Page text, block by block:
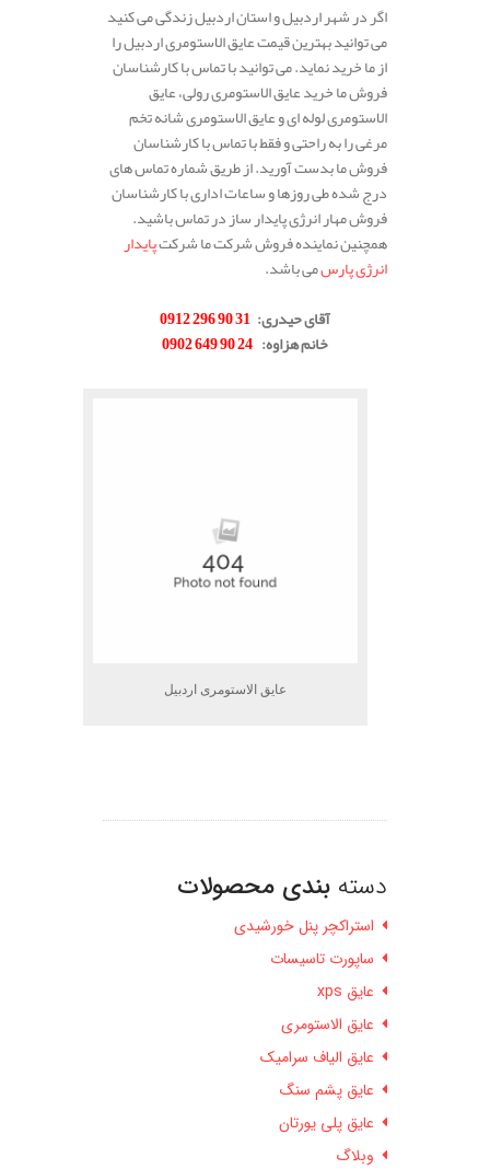
اگر در شهر اردبیل و استان اردبیل زندگی می کنید
می توانید بهترین قیمت عایق الاستومری اردبیل را
از ما خرید نماید. می توانید با تماس با کارشناسان
فروش ما خرید عایق الاستومری رولی، عایق
الاستومری لوله ای و عایق الاستومری شانه تخم
مرغی را به راحتی و فقط با تماس با کارشناسان
فروش ما بدست آورید. از طریق شماره تماس های
درج شده طی روزها و ساعات اداری با کارشناسان
فروش مهار انرژی پایدار ساز در تماس باشید.
همچنین نماینده فروش شرکت ما شرکتپایدار
انرژی پارسمی باشد.
آقای حیدری:
31 90 296 0912
خانم هزاوه:
24 90 649 0902
عایق الاستومری اردبیل
دسته بندی محصولات
استراکچر پنل خورشیدی
ساپورت تاسیسات
عایق xps
عایق الاستومری
عایق الیاف سرامیک
عایق پشم سنگ
عایق پلی یورتان
وبلاگ